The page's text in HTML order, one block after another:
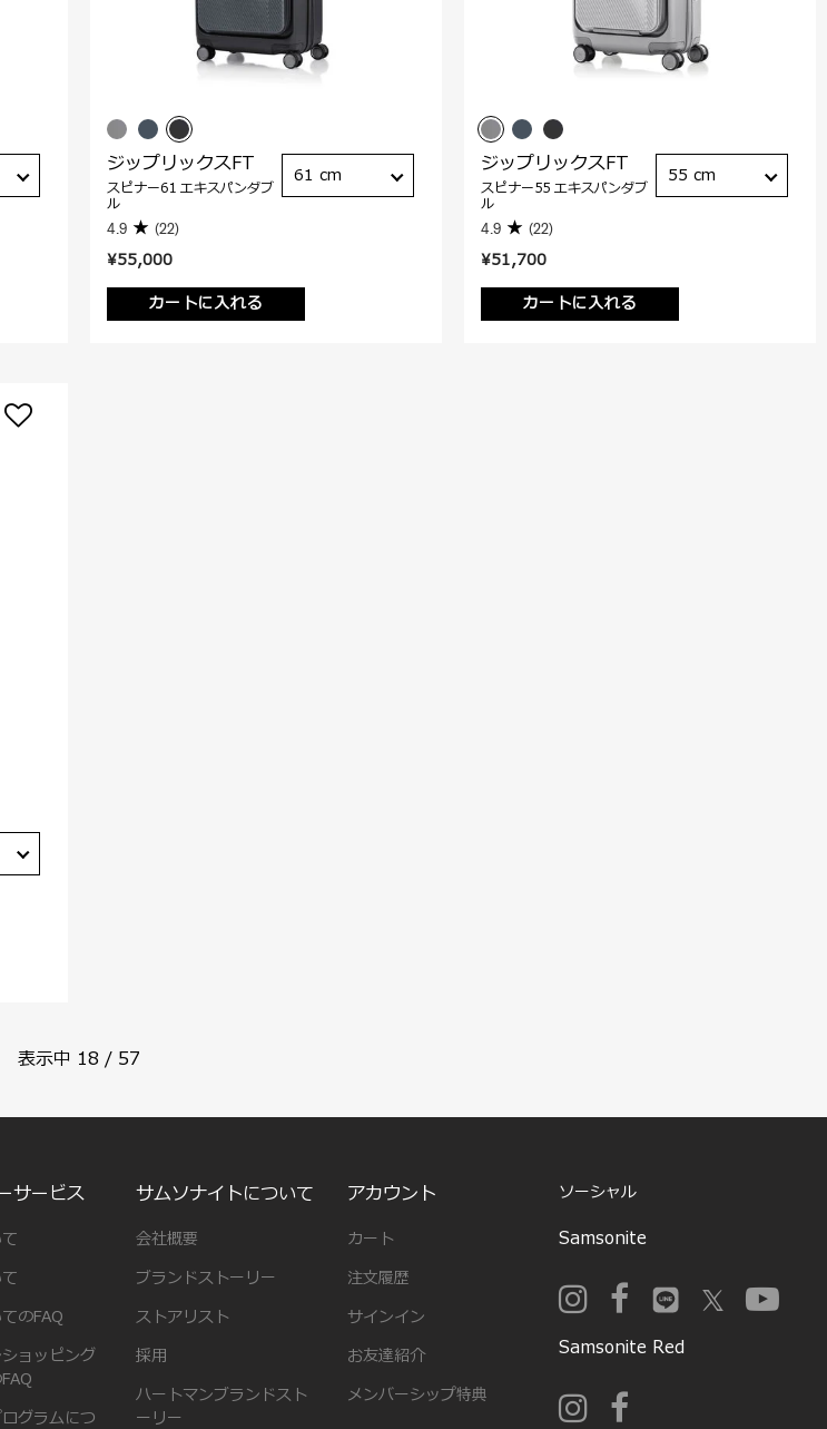
¥55,000
カートに入れる
ジップリックスFT
スピナー61 エキスパンダブ
ル
4.9 (22)
61 cm
¥51,700
カートに入れる
ジップリックスFT
スピナー55 エキスパンダブ
ル
4.9 (22)
55 cm
表示中 18 / 57
サービス
のFAQ
ョッピング
グラムにつ
サムソナイトについて
会社概要
ブランドストーリー
ストアリスト
採用
ハートマンブランドスト
ーリー
アカウント
カート
注文履歴
サインイン
お友達紹介
メンバーシップ特典
ソーシャル
Samsonite
Samsonite Red